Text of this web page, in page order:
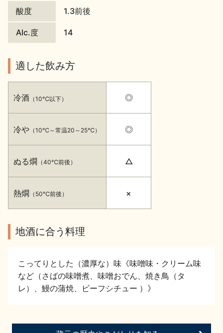
地酒・イベント情報
イベント情報TOP 新商品・おすすめ商品
季節の商品 イベント情報
地酒蔵元会WEB展示会 地酒蔵元会利酒会
地酒蔵元会とは
酸度 1.3前後
Alc.度 14
適した飲み方
冷酒 （10℃以下）
冷や （10℃～常温20～25℃）
ぬる燗 （40℃前後）
熱燗 （50℃前後）
◎
◎
△
×
地酒に合う料理
こってりとした（濃厚な）味《味噌味・クリーム味
など（さばの味噌煮、味噌おでん、焼き鳥（タ
レ）、鰻の蒲焼、ビーフシチュー ）》